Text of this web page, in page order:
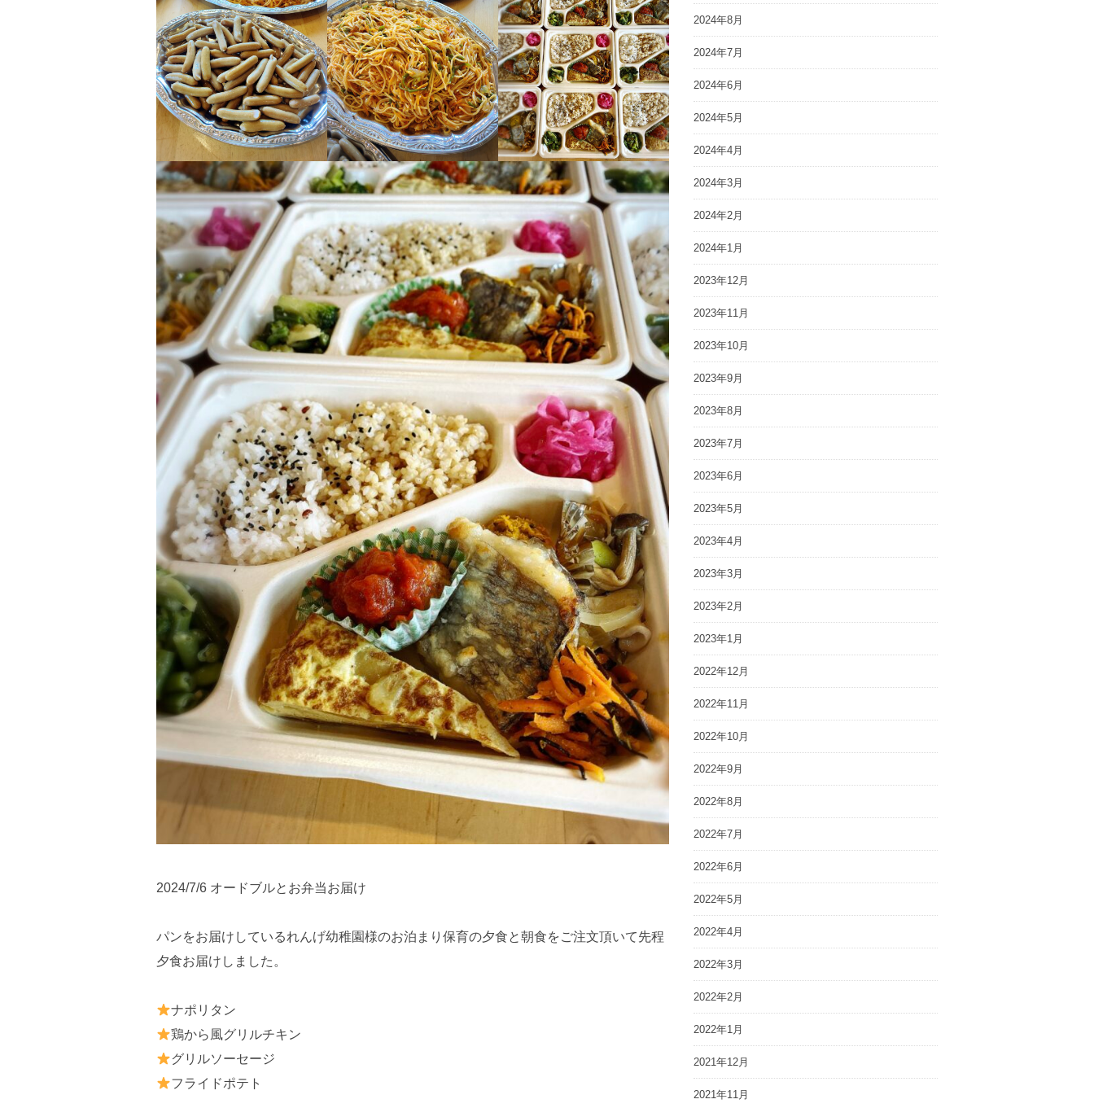
2024/7/6 オードブルとお弁当お届け
パンをお届けしているれんげ幼稚園様のお泊まり保育の夕食と朝食をご注文頂いて先程
夕食お届けしました。
ナポリタン
鶏から風グリルチキン
グリルソーセージ
フライドポテト
2024年8月
2024年7月
2024年6月
2024年5月
2024年4月
2024年3月
2024年2月
2024年1月
2023年12月
2023年11月
2023年10月
2023年9月
2023年8月
2023年7月
2023年6月
2023年5月
2023年4月
2023年3月
2023年2月
2023年1月
2022年12月
2022年11月
2022年10月
2022年9月
2022年8月
2022年7月
2022年6月
2022年5月
2022年4月
2022年3月
2022年2月
2022年1月
2021年12月
2021年11月